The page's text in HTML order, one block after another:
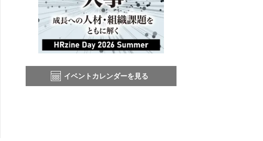
イベントカレンダーを見る